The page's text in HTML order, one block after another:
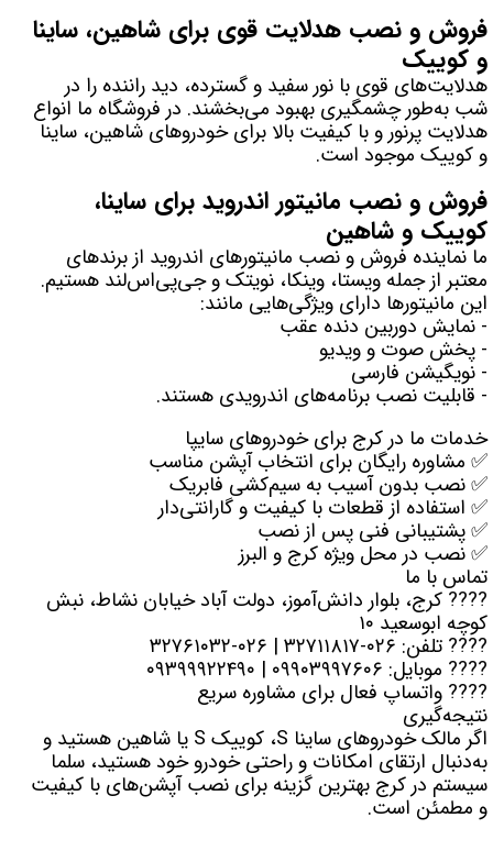
فروش و نصب هدلایت قوی برای شاهین، ساینا
و کوییک
هدلایت‌های قوی با نور سفید و گسترده، دید راننده را در
شب به‌طور چشمگیری بهبود می‌بخشند. در فروشگاه ما انواع
هدلایت پرنور و با کیفیت بالا برای خودروهای شاهین، ساینا
و کوییک موجود است.
فروش و نصب مانیتور اندروید برای ساینا،
کوییک و شاهین
ما نماینده فروش و نصب مانیتورهای اندروید از برندهای
معتبر از جمله ویستا، وینکا، نویتک و جی‌پی‌اس‌لند هستیم.
این مانیتورها دارای ویژگی‌هایی مانند:
- نمایش دوربین دنده عقب
- پخش صوت و ویدیو
- نویگیشن فارسی
- قابلیت نصب برنامه‌های اندرویدی هستند.
خدمات ما در کرج برای خودروهای سایپا
✅ مشاوره رایگان برای انتخاب آپشن مناسب
✅ نصب بدون آسیب به سیم‌کشی فابریک
✅ استفاده از قطعات با کیفیت و گارانتی‌دار
✅ پشتیبانی فنی پس از نصب
✅ نصب در محل ویژه کرج و البرز
تماس با ما
???? کرج، بلوار دانش‌آموز، دولت آباد خیابان نشاط، نبش
کوچه ابوسعید ۱۰
???? تلفن: ۰۲۶-۳۲۷۱۱۸۱۷ | ۰۲۶-۳۲۷۶۱۰۳۲
???? موبایل: ۰۹۹۰۳۹۹۷۶۰۶ | ۰۹۳۹۹۹۲۲۴۹۰
???? واتساپ فعال برای مشاوره سریع
نتیجه‌گیری
اگر مالک خودروهای ساینا S، کوییک S یا شاهین هستید و
به‌دنبال ارتقای امکانات و راحتی خودرو خود هستید، سلما
سیستم در کرج بهترین گزینه برای نصب آپشن‌های با کیفیت
و مطمئن است.